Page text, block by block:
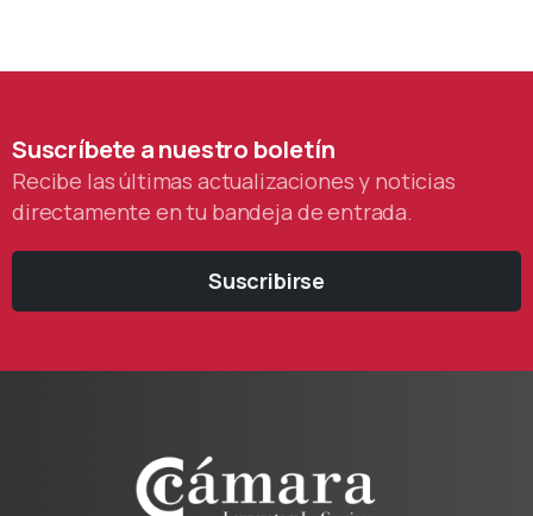
Suscríbeteanuestro boletín
Recibe las últimas actualizaciones y noticias
directamente en tu bandeja de entrada.
Suscribirse